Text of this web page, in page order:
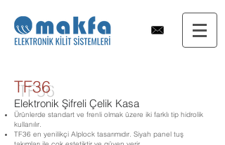
TF36
Elektronik Şifreli Çelik Kasa
Ürünlerde standart ve frenli olmak üzere iki farklı tip hidrolik
kullanılır.
TF36 en yenilikçi Alplock tasarımıdır. Siyah panel tuş